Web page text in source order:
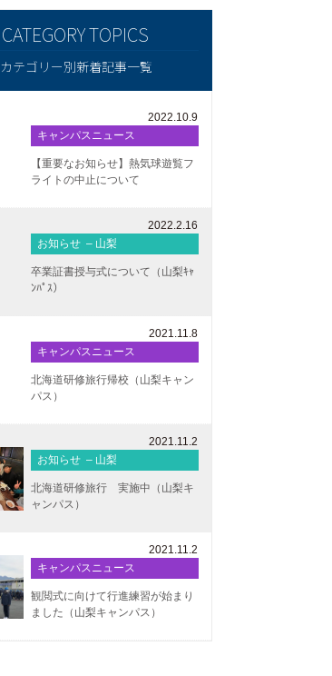
カテゴリー別新着記事一覧
2022.10.9
キャンパスニュース
【重要なお知らせ】熱気球遊覧フ
ライトの中止について
2022.2.16
お知らせ – 山梨
卒業証書授与式について（山梨ｷｬ
ﾝﾊﾟｽ）
2021.11.8
キャンパスニュース
北海道研修旅行帰校（山梨キャン
パス）
2021.11.2
お知らせ – 山梨
北海道研修旅行 実施中（山梨キ
ャンパス）
2021.11.2
キャンパスニュース
観閲式に向けて行進練習が始まり
ました（山梨キャンパス）